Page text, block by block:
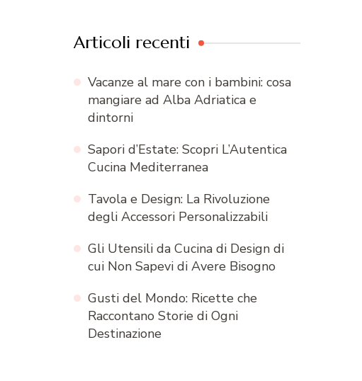
Articoli recenti
Vacanze al mare con i bambini: cosa
mangiare ad Alba Adriatica e
dintorni
Sapori d’Estate: Scopri L’Autentica
Cucina Mediterranea
Tavola e Design: La Rivoluzione
degli Accessori Personalizzabili
Gli Utensili da Cucina di Design di
cui Non Sapevi di Avere Bisogno
Gusti del Mondo: Ricette che
Raccontano Storie di Ogni
Destinazione